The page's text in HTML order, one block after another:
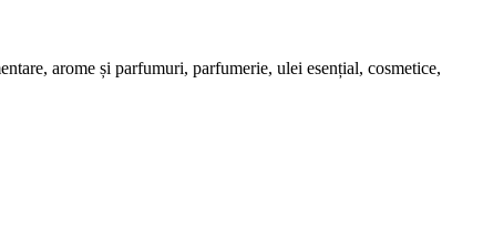
arome și parfumuri, parfumerie, ulei esențial, cosmetice,